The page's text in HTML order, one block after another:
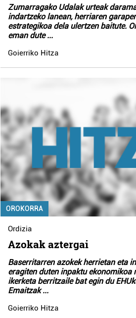
Zumarragako Udalak urteak
indartzeko lanean, herriaren
estrategikoa dela ulertzen baitute.
eman dute...
Goierriko Hitza
OROKORRA
Ordizia
Azokak aztergai
Baserritarren azokek herrietan eta
eragiten duten inpaktu ekonomikoa
ikerketa berritzaile bat egin du
Emaitzak...
Goierriko Hitza